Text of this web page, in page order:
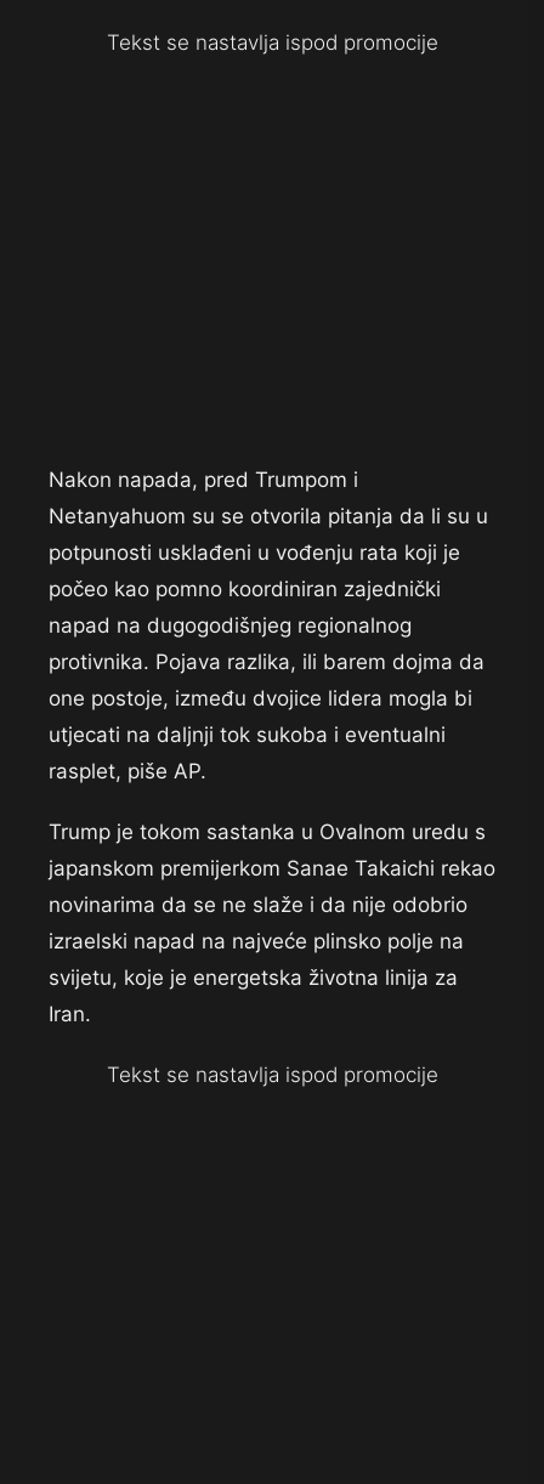
Tekst se nastavlja ispod promocije
Nakon napada, pred Trumpom i
Netanyahuom su se otvorila pitanja da li su u
potpunosti usklađeni u vođenju rata koji je
počeo kao pomno koordiniran zajednički
napad na dugogodišnjeg regionalnog
protivnika. Pojava razlika, ili barem dojma da
one postoje, između dvojice lidera mogla bi
utjecati na daljnji tok sukoba i eventualni
rasplet, piše AP.
Trump je tokom sastanka u Ovalnom uredu s
japanskom premijerkom Sanae Takaichi rekao
novinarima da se ne slaže i da nije odobrio
izraelski napad na najveće plinsko polje na
svijetu, koje je energetska životna linija za
Iran.
Tekst se nastavlja ispod promocije